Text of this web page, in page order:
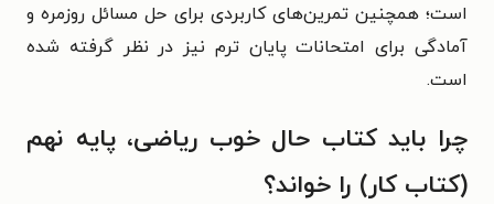
است؛ همچنین تمرین‌های کاربردی برای حل مسائل روزمره و
آمادگی برای امتحانات پایان ترم نیز در نظر گرفته شده
است.
چرا باید کتاب حال خوب ریاضی، پایه نهم
(کتاب کار) را خواند؟